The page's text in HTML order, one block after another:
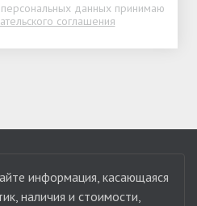
данных принимаю
соглашения
информация, касающаяся
наличия и стоимости,